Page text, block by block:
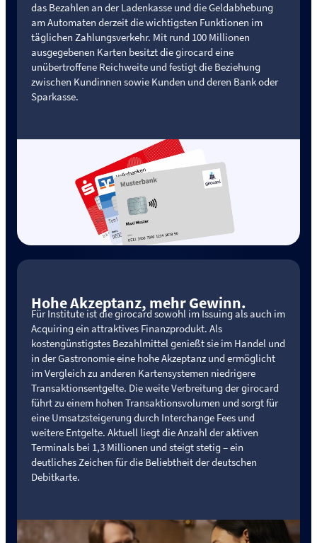
das Bezahlen an der Ladenkasse und die Geldabhebung
am Automaten derzeit die wichtigsten Funktionen im
täglichen Zahlungsverkehr. Mit rund 100 Millionen
ausgegebenen Karten besitzt die girocard eine
unübertroffene Reichweite und festigt die Beziehung
zwischen Kundinnen sowie Kunden und deren Bank oder
Sparkasse.
Hohe Akzeptanz, mehr Gewinn.
Für Institute ist die girocard sowohl im Issuing als auch im
Acquiring ein attraktives Finanzprodukt. Als
kostengünstigstes Bezahlmittel genießt sie im Handel und
in der Gastronomie eine hohe Akzeptanz und ermöglicht
im Vergleich zu anderen Kartensystemen niedrigere
Transaktionsentgelte. Die weite Verbreitung der girocard
führt zu einem hohen Transaktionsvolumen und sorgt für
eine Umsatzsteigerung durch Interchange Fees und
weitere Entgelte. Aktuell liegt die Anzahl der aktiven
Terminals bei 1,3 Millionen und steigt stetig – ein
deutliches Zeichen für die Beliebtheit der deutschen
Debitkarte.